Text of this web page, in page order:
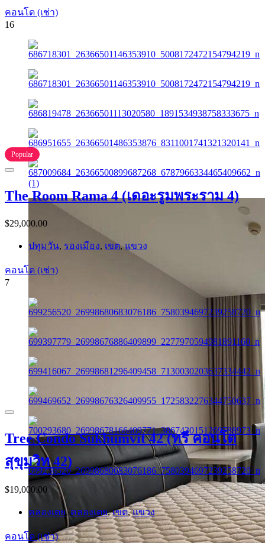
คอนโด (เช่า)
16
Popular
The Room Rama 4 (เดอะรูมพระราม 4)
$29,000.00
ปทุมวัน, รองเมือง, เขต,แขวง
คอนโด (เช่า)
7
Tree Condo Sukhumvit 42 (ทรี คอนโด
สุขุมวิท 42)
$19,000.00
คลองเตย,คลองเตย,เขต,แขวง
คอนโด (เช่า)